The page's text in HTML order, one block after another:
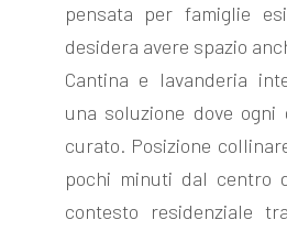
pensata per famiglie
desidera avere spazio
Cantina e lavanderia
una soluzione dove
curato. Posizione
pochi minuti dal centro
contesto residenziale